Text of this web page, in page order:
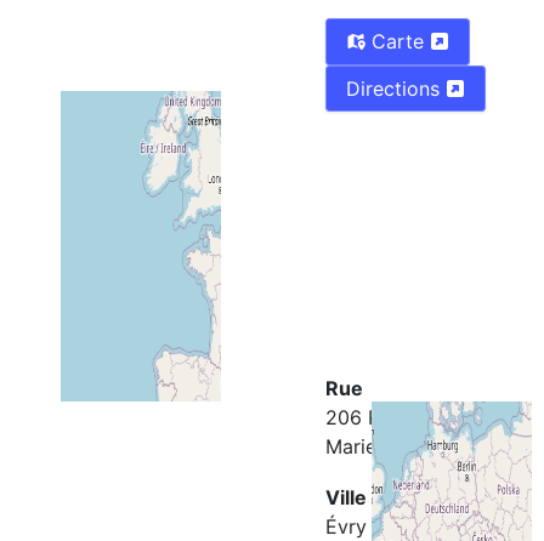
Carte
Directions
Rue
206 Rue Pierre et
Marie Curie
Ville
Évry